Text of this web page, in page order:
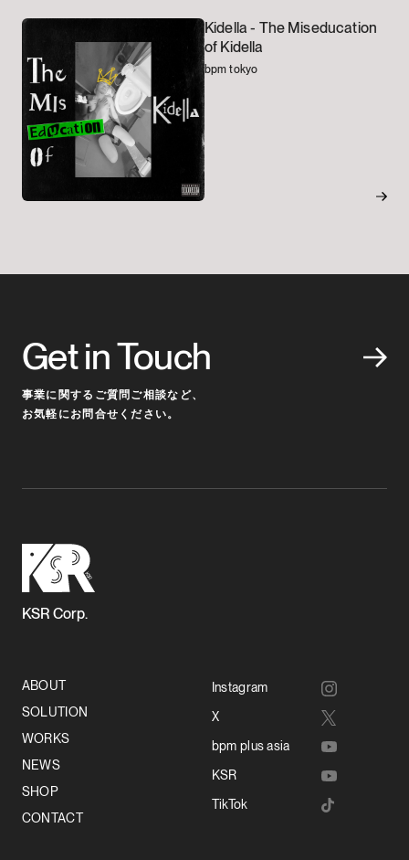
Kidella - The Miseducation
of Kidella
bpm tokyo
Get in Touch
事業に関するご質問ご相談など、
お気軽にお問合せください。
KSR Corp.
ABOUT
SOLUTION
WORKS
NEWS
SHOP
CONTACT
Instagram
X
bpm plus asia
KSR
TikTok